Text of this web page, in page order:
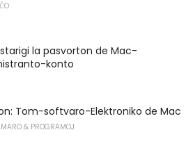
la pasvorton de Mac-
konto
Tom-softvaro-Elektroniko de Mac
& PROGRAMOJ